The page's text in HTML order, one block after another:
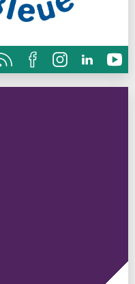
Annuaire